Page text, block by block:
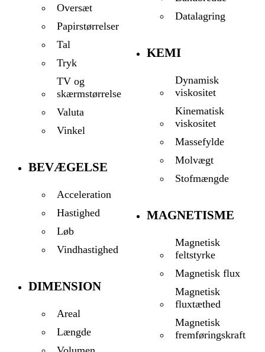
Oversæt
Papirstørrelser
Tal
Tryk
TV og
skærmstørrelse
Valuta
Vinkel
BEVÆGELSE
Acceleration
Hastighed
Løb
Vindhastighed
DIMENSION
Areal
Længde
Datalagring
KEMI
Dynamisk
viskositet
Kinematisk
viskositet
Massefylde
Molvægt
Stofmængde
MAGNETISME
Magnetisk
feltstyrke
Magnetisk flux
Magnetisk
fluxtæthed
Magnetisk
fremføringskraft